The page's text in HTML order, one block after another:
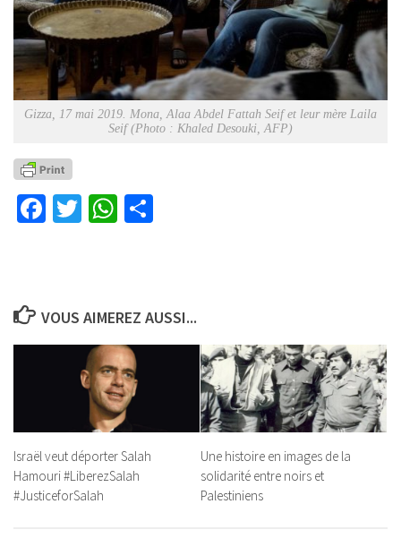
Gizza, 17 mai 2019. Mona, Alaa Abdel Fattah Seif et leur mère Laila
Seif (Photo : Khaled Desouki, AFP)
Facebook
TwitterWhatsApp
VOUS AIMEREZ AUSSI...
Israël veut déporter Salah
Hamouri #LiberezSalah
#JusticeforSalah
Une histoire en images de la
solidarité entre noirs et
Palestiniens